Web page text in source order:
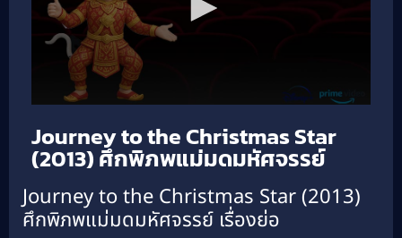
Journey to the Christmas Star
(2013) ศึกพิภพแม่มดมหัศจรรย์
Journey to the Christmas Star (2013)
ศึกพิภพแม่มดมหัศจรรย์ เรื่องย่อ